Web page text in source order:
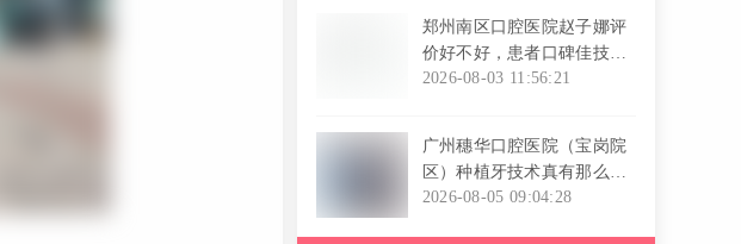
郑州南区口腔医院赵子娜评
价好不好，患者口碑佳技术
好费用合理
2026-08-03 11:56:21
广州穗华口腔医院（宝岗院
区）种植牙技术真有那么好
吗？答案揭晓
2026-08-05 09:04:28